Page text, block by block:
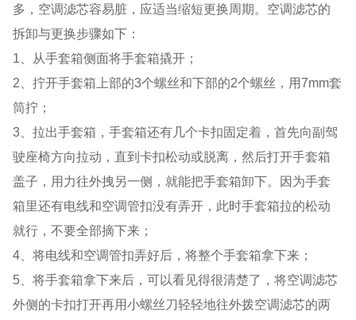
多，空调滤芯容易脏，应适当缩短更换周期。空调滤芯的
拆卸与更换步骤如下：
1、从手套箱侧面将手套箱撬开；
2、拧开手套箱上部的3个螺丝和下部的2个螺丝，用7mm套
筒拧；
3、拉出手套箱，手套箱还有几个卡扣固定着，首先向副驾
驶座椅方向拉动，直到卡扣松动或脱离，然后打开手套箱
盖子，用力往外拽另一侧，就能把手套箱卸下。因为手套
箱里还有电线和空调管扣没有弄开，此时手套箱拉的松动
就行，不要全部摘下来；
4、将电线和空调管扣弄好后，将整个手套箱拿下来；
5、将手套箱拿下来后，可以看见得很清楚了，将空调滤芯
外侧的卡扣打开再用小螺丝刀轻轻地往外拨空调滤芯的两